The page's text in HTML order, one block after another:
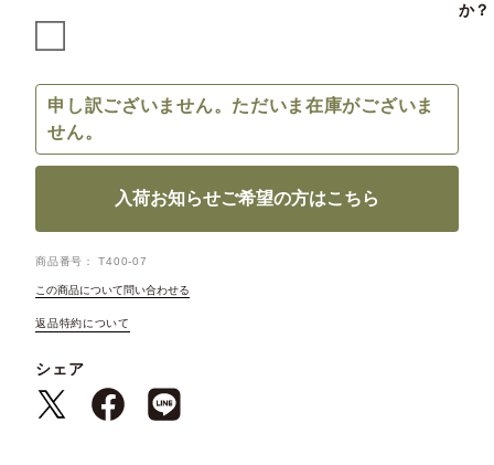
か？
申し訳ございません。ただいま在庫がございま
せん。
入荷お知らせご希望の方はこちら
商品番号 T400-07
この商品について問い合わせる
返品特約について
シェア